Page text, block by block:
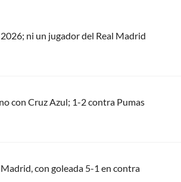
ni un jugador del Real Madrid
con Cruz Azul; 1-2 contra Pumas
con goleada 5-1 en contra